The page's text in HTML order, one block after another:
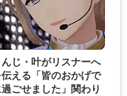
じ・叶がリスナーへ
える「皆のおかげで
ごせました」関わり